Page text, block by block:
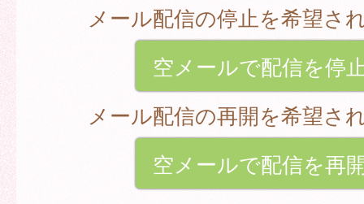
メール配信の停止を希望さ
空メールで配信を停
メール配信の再開を希望さ
空メールで配信を再